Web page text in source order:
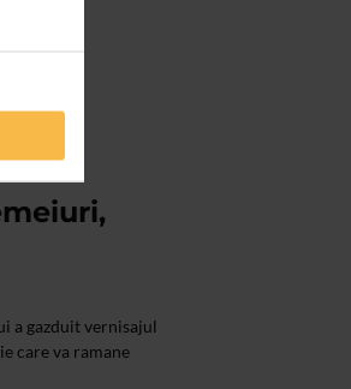
a gazduit vernisajul
care va ramane